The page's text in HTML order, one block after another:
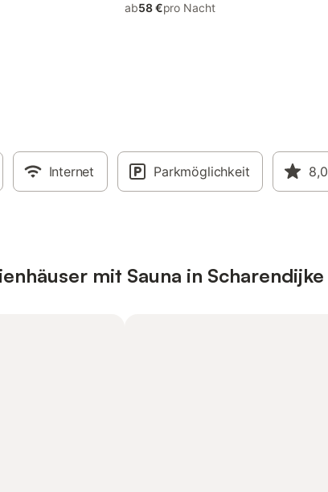
ab58 €pro Nacht
Internet Parkmöglichkeit 8,0
mit Sauna in Scharendijke